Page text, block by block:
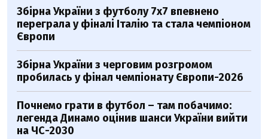
Збірна України з футболу 7х7 впевнено
переграла у фіналі Італію та стала чемпіоном
Європи
Збірна України з черговим розгромом
пробилась у фінал чемпіонату Європи-2026
Почнемо грати в футбол – там побачимо:
легенда Динамо оцінив шанси України вийти
на ЧС-2030